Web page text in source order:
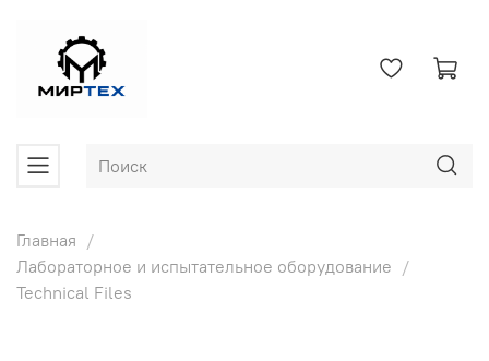
Главная
Лабораторное и испытательное оборудование
Technical Files